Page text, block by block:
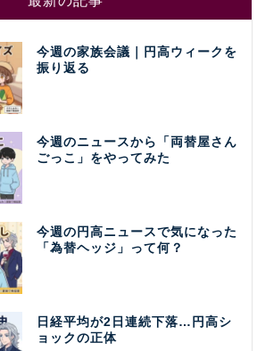
今週の家族会議｜円高ウィークを
振り返る
今週のニュースから「両替屋さん
ごっこ」をやってみた
今週の円高ニュースで気になった
「為替ヘッジ」って何？
日経平均が2日連続下落…円高シ
ョックの正体